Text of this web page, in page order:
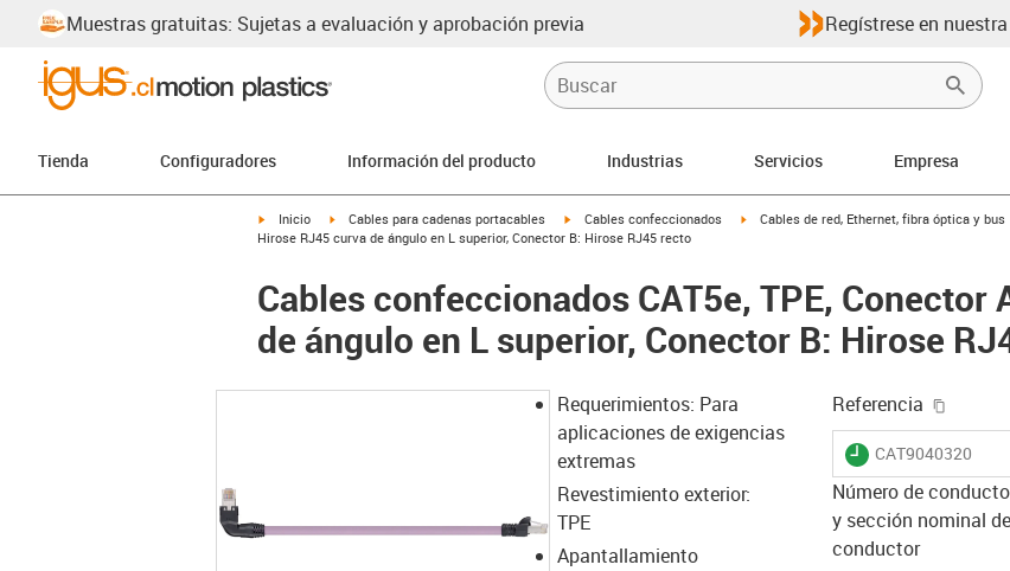
Muestras gratuitas: Sujetas a evaluación y aprobación previa Regístrese en
Tienda Configuradores Información del producto Industrias Servicios Empresa
igus-icon-arrow-right
Inicio igus-icon-arrow-right
Cables para cadenas portacables igus-icon-arrow-right
Cables confeccionados igus-icon-arrow-right
Cables de red, Ethernet, fibra óptica y bus
Hirose RJ45 curva de ángulo en L superior, Conector B: Hirose RJ45 recto
Cables confeccionados CAT5e, TPE, Conector
de ángulo en L superior, Conector B: Hirose
Requerimientos: Para
aplicaciones de exigencias
extremas
Revestimiento exterior:
TPE
Apantallamiento
Referencia
igus-icon-lieferzeit
CAT9040320
Número de
y sección nominal
conductor